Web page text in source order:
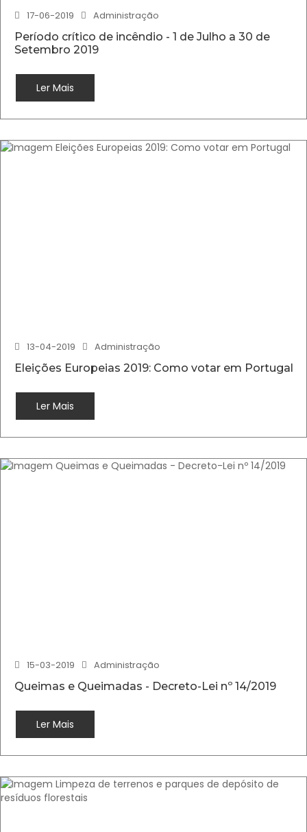
17-06-2019
Administração
Período crítico de incêndio - 1 de Julho a 30 de
Setembro 2019
Ler Mais
13-04-2019
Administração
Eleições Europeias 2019: Como votar em Portugal
Ler Mais
15-03-2019
Administração
Queimas e Queimadas - Decreto-Lei nº 14/2019
Ler Mais